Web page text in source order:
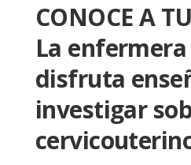
CONOCE A
La
disfruta
investigar